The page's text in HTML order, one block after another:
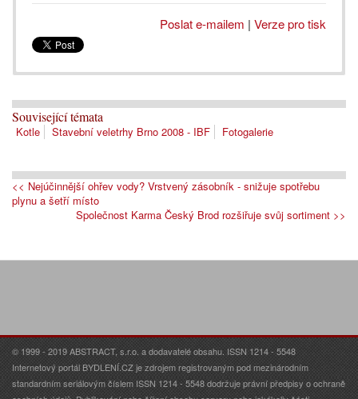
Poslat e-mailem | Verze pro tisk
Související témata
Kotle Stavební veletrhy Brno 2008 - IBF Fotogalerie
<< Nejúčinnější ohřev vody? Vrstvený zásobník - snižuje spotřebu
plynu a šetří místo
Společnost Karma Český Brod rozšiřuje svůj sortiment >>
© 1999 - 2019 ABSTRACT, s.r.o. a dodavatelé obsahu. ISSN 1214 - 5548
Internetový portál BYDLENÍ.CZ je zdrojem registrovaným pod mezinárodním
standardním seriálovým číslem ISSN 1214 - 5548 dodržuje právní předpisy o ochraně